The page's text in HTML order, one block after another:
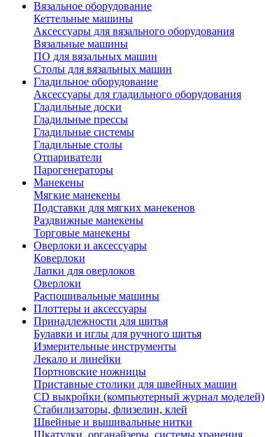
Вязальное оборудование
Кеттельные машины
Аксессуары для вязального оборудования
Вязальные машины
ПО для вязальных машин
Столы для вязальных машин
Гладильное оборудование
Аксессуары для гладильного оборудования
Гладильные доски
Гладильные прессы
Гладильные системы
Гладильные столы
Отпариватели
Парогенераторы
Манекены
Мягкие манекены
Подставки для мягких манекенов
Раздвижные манекены
Торговые манекены
Оверлоки и аксессуары
Коверлоки
Лапки для оверлоков
Оверлоки
Распошивальные машины
Плоттеры и аксессуары
Принадлежности для шитья
Булавки и иглы для ручного шитья
Измерительные инструменты
Лекало и линейки
Портновские ножницы
Приставные столики для швейных машин
СD выкройки (компьютерный журнал моделей)
Стабилизаторы, флизелин, клей
Швейные и вышивальные нитки
Шкатулки, органайзеры, системы хранения